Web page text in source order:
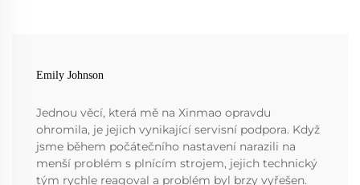
Emily Johnson
Jednou věcí, která mě na Xinmao opravdu
ohromila, je jejich vynikající servisní podpora. Když
jsme během počátečního nastavení narazili na
menší problém s plnícím strojem, jejich technický
tým rychle reagoval a problém byl brzy vyřešen.